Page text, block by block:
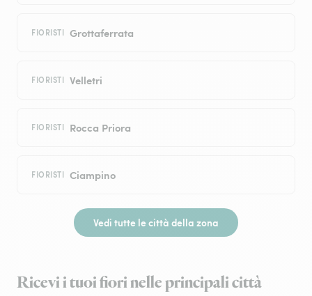
FIORISTI Grottaferrata
FIORISTI Velletri
FIORISTI Rocca Priora
FIORISTI Ciampino
Vedi tutte le città della zona
Ricevi i tuoi fiori nelle principali città